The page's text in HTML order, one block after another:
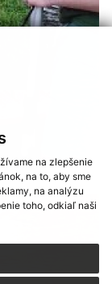
na zlepšenie
na to, aby sme
na analýzu
toho, odkiaľ naši